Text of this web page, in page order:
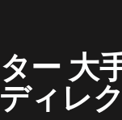
ー 大
ィレ